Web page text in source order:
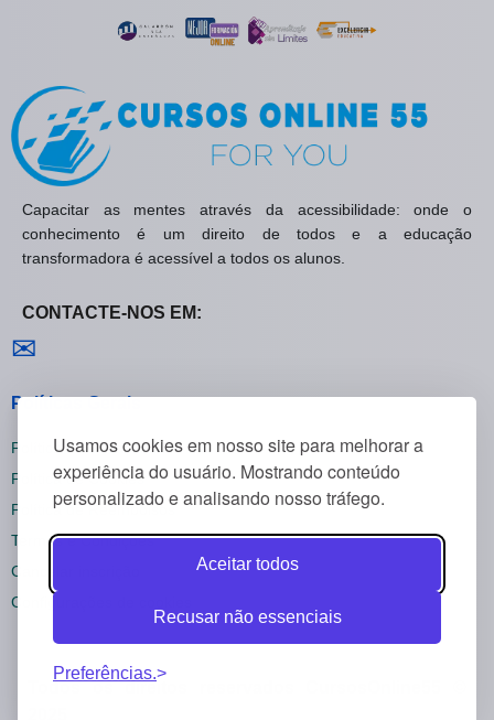
Usamos cookies em nosso site para melhorar a
experiência do usuário. Mostrando conteúdo
personalizado e analisando nosso tráfego.
Aceitar todos
Recusar não essenciais
Preferências.
Capacitar as mentes através da acessibilidade: onde o
conhecimento é um direito de todos e a educação
transformadora é acessível a todos os alunos.
CONTACTE-NOS EM:
✉
Políticas Gerais
Política de Privacidade
Política de Cookies
Política de Reembolsos
Termos e Condições
Cancelar inscrição
Configurações de cookies
Todos os direitos reservados CursosOnline55 ©